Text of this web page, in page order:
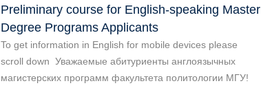
Preliminary course for English-speaking Master
Degree Programs Applicants
To get information in English for mobile devices please
scroll down Уважаемые абитуриенты англоязычных
магистерских программ факультета политологии МГУ!